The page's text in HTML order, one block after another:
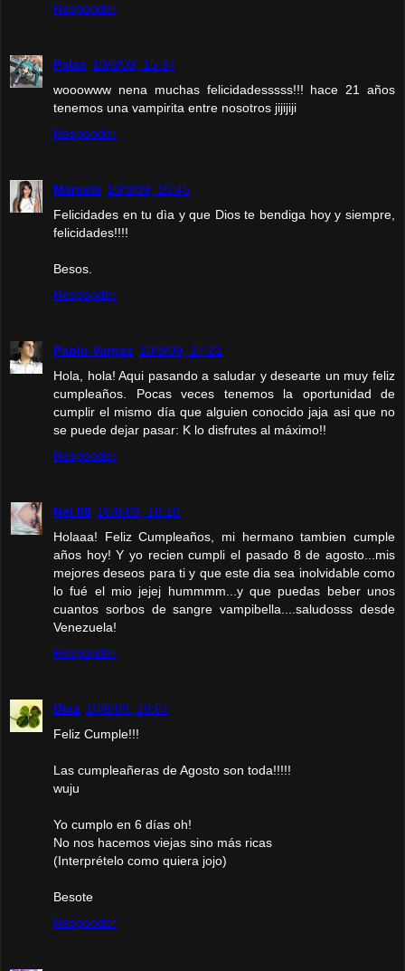
Responder
Palas 10/8/09, 15:37
wooowww nena muchas felicidadesssss!!! hace 21 años
tenemos una vampirita entre nosotros jijijiji
Responder
Marcela 10/8/09, 16:45
Felicidades en tu dìa y que Dios te bendiga hoy y siempre,
felicidades!!!!
Besos.
Responder
Pablo Vargas 10/8/09, 17:21
Hola, hola! Aqui pasando a saludar y desearte un muy feliz
cumpleaños. Pocas veces tenemos la oportunidad de
cumplir el mismo día que alguien conocido jaja asi que no
se puede dejar pasar: K lo disfrutes al máximo!!
Responder
Nel.08 10/8/09, 18:10
Holaaa! Feliz Cumpleaños, mi hermano tambien cumple
años hoy! Y yo recien cumpli el pasado 8 de agosto...mis
mejores deseos para ti y que este dia sea inolvidable como
lo fué el mio jejej hummmm...y que puedas beber unos
cuantos sorbos de sangre vampibella....saludosss desde
Venezuela!
Responder
Dica 10/8/09, 19:07
Feliz Cumple!!!
Las cumpleañeras de Agosto son toda!!!!!
wuju
Yo cumplo en 6 días oh!
No nos hacemos viejas sino más ricas
(Interprételo como quiera jojo)
Besote
Responder